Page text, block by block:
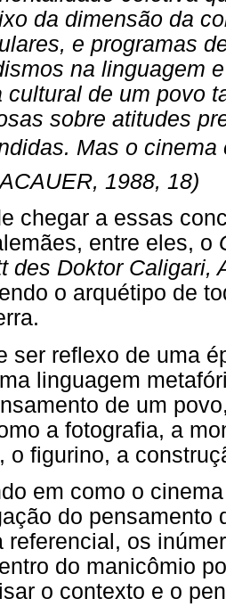
da dimensão da
e programas
na linguagem
cultural de um povo
sobre atitudes
Mas o cinema
1988, 18)
chegar a essas
entre eles, o
des Doktor Caligari,
o arquétipo de
ser reflexo de uma
linguagem
de um
a fotografia, a
o figurino, a
em como o
do pensamento
referencial, os
do manicômio
o contexto e o